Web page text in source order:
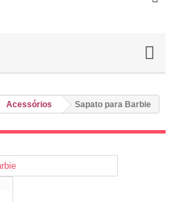
Acessórios Sapato para Barbie